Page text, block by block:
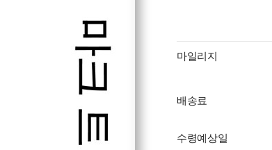
마일리지
배송료
수령예상일